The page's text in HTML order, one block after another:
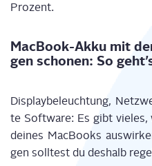
Pro­zent.
Mac­Book-Akku mit
gen scho­nen: So
Dis­play­be­leuch­tung,
te Soft­ware: Es gibt vie­les,
dei­nes Mac­Books aus
gen soll­test du des­halb